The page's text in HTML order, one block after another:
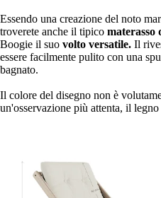
Essendo una creazione del noto
troverete anche il tipico materasso
Boogie il suo volto versatile. Il
essere facilmente pulito con una
bagnato.
Il colore del disegno non è
un'osservazione più attenta, il